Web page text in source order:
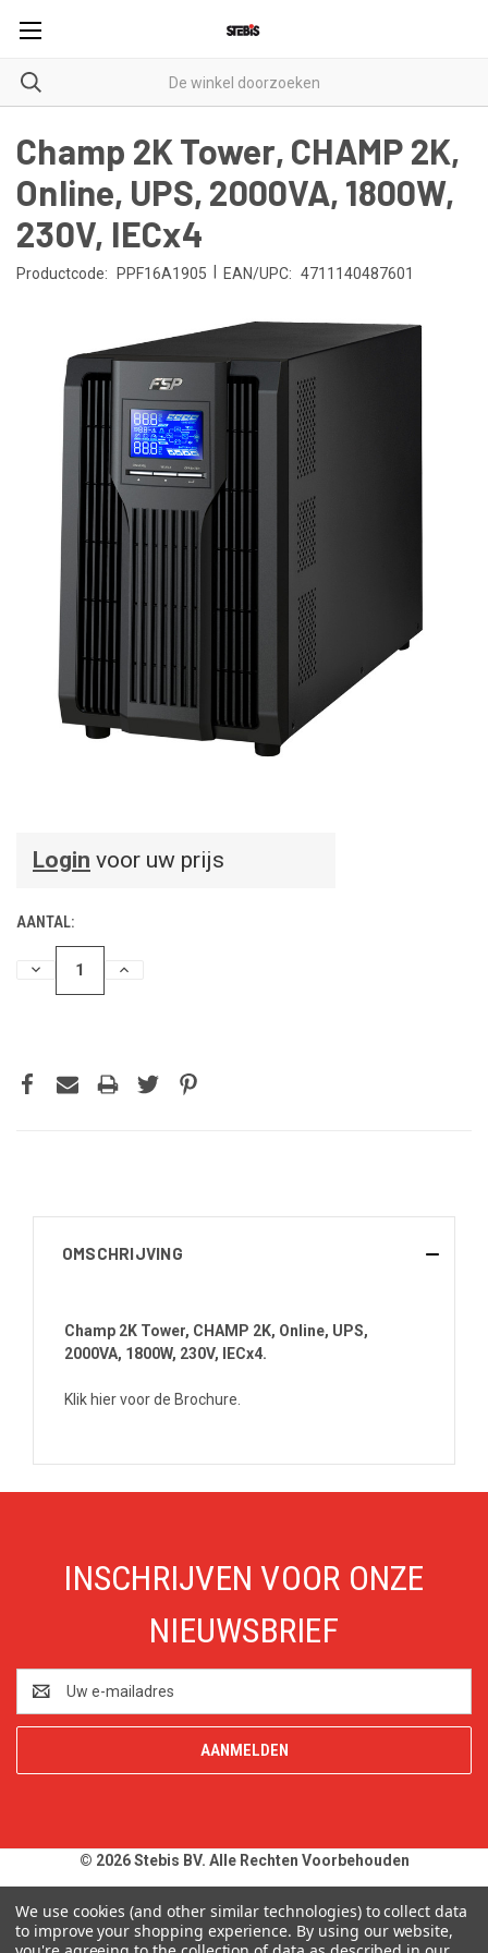
Champ 2K Tower, CHAMP 2K,
Online, UPS, 2000VA, 1800W,
230V, IECx4
Productcode: PPF16A1905 EAN/UPC: 4711140487601
Login voor uw prijs
AANTAL:
HOEVEELHEIDHOEVEELHEID
OMSCHRIJVING
Champ 2K Tower, CHAMP 2K, Online, UPS,
2000VA, 1800W, 230V, IECx4.
Klik hier voor de Brochure.
INSCHRIJVEN VOOR ONZE
NIEUWSBRIEF
mailadres
© 2026 Stebis BV. Alle Rechten Voorbehouden
Alle prijzen en specificaties zijn onder voorbehoud, exclusief BTW,
zolang de voorraad strekt. Afbeeldingen van producten kunnen
We use cookies (and other similar technologies) to collect data
to improve your shopping experience. By using our website,